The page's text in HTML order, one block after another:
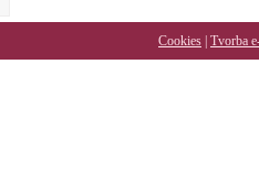
Cookies Tvorba